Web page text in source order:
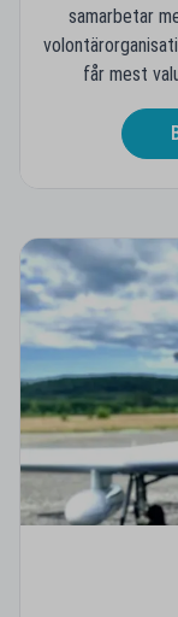
samarbetar
får mest